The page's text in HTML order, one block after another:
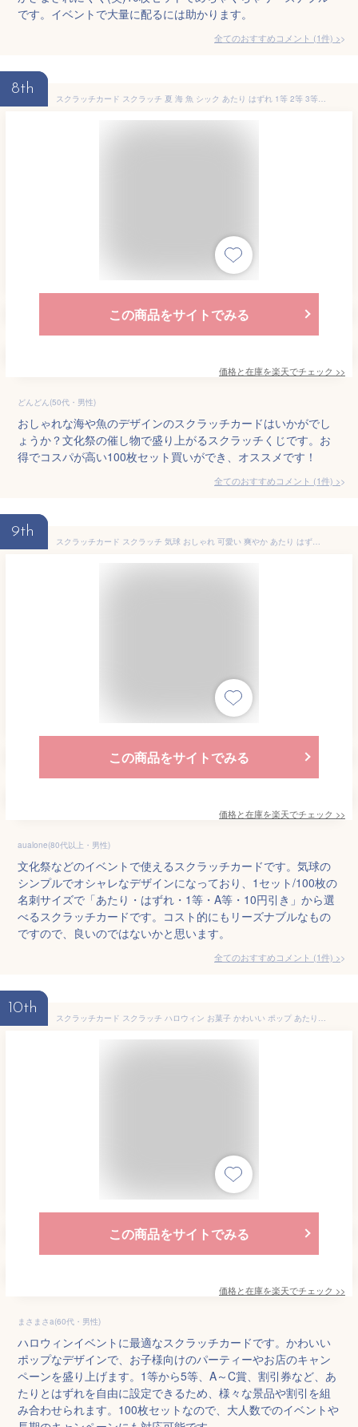
です。イベントで大量に配るには助かります。
全てのおすすめコメント (1件) >
8th
スクラッチカード スクラッチ 夏 海 魚 シック あたり はずれ 1等 2等 3等 4等 5等 A賞 B賞 C賞 10円引き 50円引き 100円引き 300円引き 選べる カスタム 販促 販促品 お店 企画 キャンペーン セール パーティー 暑気払い くじ くじ引き あたりくじ 抽選 100枚
この商品をサイトでみる
価格と在庫を楽天でチェック >>
どんどん(50代・男性)
おしゃれな海や魚のデザインのスクラッチカードはいかがでし
ょうか？文化祭の催し物で盛り上がるスクラッチくじです。お
得でコスパが高い100枚セット買いができ、オススメです！
全てのおすすめコメント (1件) >
9th
スクラッチカード スクラッチ 気球 おしゃれ 可愛い 爽やか あたり はずれ 1 2 3 4 5 等 A B C 賞 10 50 100 300 円 割引 選べる 販促 店舗 企画 キャンペーン セール パーティー こども会 クジ くじ引き 抽選 運 お楽しみ 小ロット メール便 抽選 イベント グッズ
この商品をサイトでみる
価格と在庫を楽天でチェック >>
aualone(80代以上・男性)
文化祭などのイベントで使えるスクラッチカードです。気球の
シンプルでオシャレなデザインになっており、1セット/100枚の
名刺サイズで「あたり・はずれ・1等・A等・10円引き」から選
べるスクラッチカードです。コスト的にもリーズナブルなもの
ですので、良いのではないかと思います。
全てのおすすめコメント (1件) >
10th
スクラッチカード スクラッチ ハロウィン お菓子 かわいい ポップ あたり はずれ 1等 2等 3等 4等 5等 A賞 B賞 C賞 10円引き 50円引き 100円引き 300円引き 選べる 販促 販促品 お店 キャンペーン セール パーティー 子供会 こども会 クジ くじ引き あたりくじ 抽選 100枚
この商品をサイトでみる
価格と在庫を楽天でチェック >>
まさまさa(60代・男性)
ハロウィンイベントに最適なスクラッチカードです。かわいい
ポップなデザインで、お子様向けのパーティーやお店のキャン
ペーンを盛り上げます。1等から5等、A～C賞、割引券など、あ
たりとはずれを自由に設定できるため、様々な景品や割引を組
み合わせられます。100枚セットなので、大人数でのイベントや